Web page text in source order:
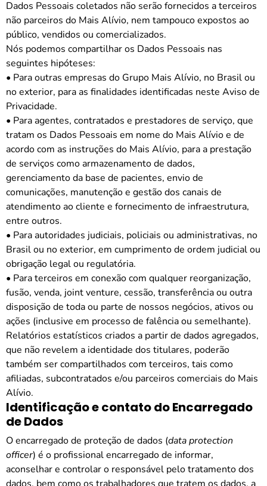
Dados Pessoais coletados não serão fornecidos a terceiros
não parceiros do Mais Alívio, nem tampouco expostos ao
público, vendidos ou comercializados.
Nós podemos compartilhar os Dados Pessoais nas
seguintes hipóteses:
• Para outras empresas do Grupo Mais Alívio, no Brasil ou
no exterior, para as finalidades identificadas neste Aviso de
Privacidade.
• Para agentes, contratados e prestadores de serviço, que
tratam os Dados Pessoais em nome do Mais Alívioe de
acordo com as instruções do Mais Alívio, para a prestação
de serviços como armazenamento de dados,
gerenciamento da base de pacientes, envio de
comunicações, manutenção e gestão dos canais de
atendimento ao cliente e fornecimento de infraestrutura,
entre outros.
• Para autoridades judiciais, policiais ou administrativas, no
Brasil ou no exterior, em cumprimento de ordem judicial ou
obrigação legal ou regulatória.
• Para terceiros em conexão com qualquer reorganização,
fusão, venda, joint venture, cessão, transferência ou outra
disposição de toda ou parte de nossos negócios, ativos ou
ações (inclusive em processo de falência ou semelhante).
Relatórios estatísticos criados a partir de dados agregados,
que não revelem a identidade dos titulares, poderão
também ser compartilhados com terceiros, tais como
afiliadas, subcontratados e/ou parceiros comerciais do Mais
Alívio.
Identificação e contato do Encarregado
de Dados
O encarregado de proteção de dados (data protection
officer) é o profissional encarregado de informar,
aconselhar e controlar o responsável pelo tratamento dos